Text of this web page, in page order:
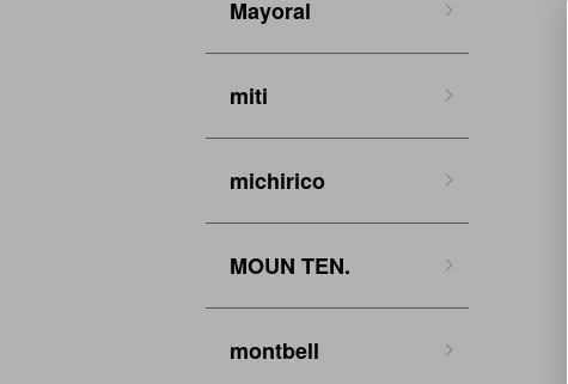
Mayoral
miti
michirico
MOUN TEN.
montbell